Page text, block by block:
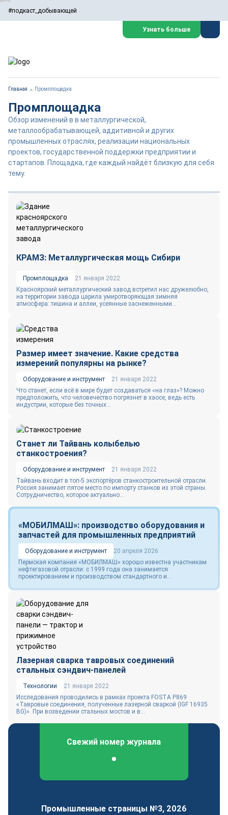
#подкаст_добывающей
Узнать больше
Главная → Промплощадка
Промплощадка
Обзор изменений в в металлургической,
металлообрабатывающей, аддитивной и других
промышленных отраслях, реализации национальных
проектов, государственной поддержки предприятии и
стартапов. Площадка, где каждый найдёт близкую для себя
тему.
КРАМЗ: Металлургическая мощь Сибири
Промплощадка
21 января 2022
Красноярский металлургический завод встретил нас дружелюбно,
на территории завода царила умиротворяющая зимняя
атмосфера: тишина и аллеи, усеянные заснеженными...
Размер имеет значение. Какие средства
измерений популярны на рынке?
Оборудование и инструмент
21 января 2022
Что станет, если всё в мире будет создаваться «на глаз»? Можно
предположить, что человечество погрязнет в хаосе, ведь есть
индустрии, которые без точных...
Станет ли Тайвань колыбелью
станкостроения?
Оборудование и инструмент
21 января 2022
Тайвань входит в топ-5 экспортёров станкостроительной отрасли.
Россия занимает пятое место по импорту станков из этой страны.
Сотрудничество, которое актуально...
«МОБИЛМАШ»: производство оборудования и
запчастей для промышленных предприятий
Оборудование и инструмент
20 апреля 2026
Пермская компания «МОБИЛМАШ» хорошо известна участникам
нефтегазовой отрасли: с 1999 года она занимается
проектированием и производством стандартного и...
Лазерная сварка тавровых соединений
стальных сэндвич-панелей
Технологии
21 января 2022
Исследования проводились в рамках проекта FOSTA P869
«Тавровые соединения, полученные лазерной сваркой (IGF 16935
BG)». При возведении стальных мостов и в...
Свежий номер журнала
Промышленные страницы №3, 2026